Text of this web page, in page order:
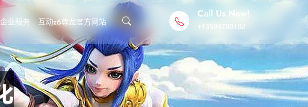
企业服务 互动z6尊龙官方网站
Call Us Now!
+13594780182